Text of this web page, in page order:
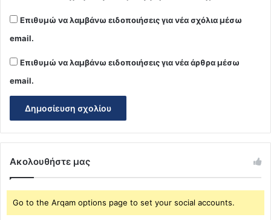
Επιθυμώ να λαμβάνω ειδοποιήσεις για νέα σχόλια μέσω
email.
Επιθυμώ να λαμβάνω ειδοποιήσεις για νέα άρθρα μέσω
email.
Ακολουθήστε μας
Go to the Arqam options page to set your social accounts.